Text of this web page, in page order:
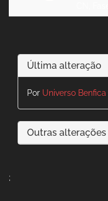
Última alteração
Por Universo Benfica
Outras alterações
;